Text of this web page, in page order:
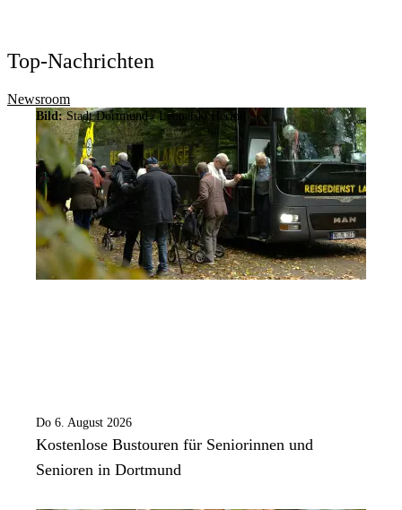
Top-Nachrichten
Newsroom
Bild: Stadt Dortmund / Leonardo Hering
Do 6. August 2026
Kostenlose Bustouren für Seniorinnen und
Senioren in Dortmund